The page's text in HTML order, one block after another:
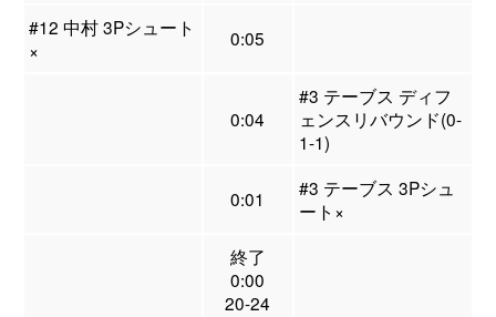
#12 中村 3Pシュート
×
0:05
0:04
#3 テーブス ディフ
ェンスリバウンド(0-
1-1)
0:01
#3 テーブス 3Pシュ
ート×
終了
0:00
20-24